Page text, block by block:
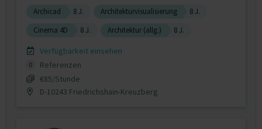
Archicad 8 J. Architekturvisualisierung
8 J.
Cinema 4D
8 J. Architektur (allg.) 8 J.
Verfügbarkeit einsehen
0
Referenzen
€85/Stunde
D-10243 Friedrichshain-Kreuzberg